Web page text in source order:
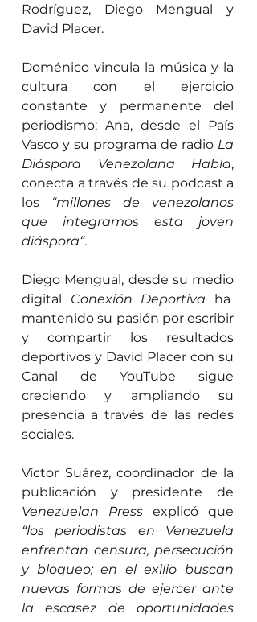
Rodríguez, Diego Mengual y
David Placer.
Doménico vincula la música y la
cultura con el ejercicio
constante y permanente del
periodismo; Ana, desde el País
Vasco y su programa de radio La
Diáspora Venezolana Habla,
conecta a través de su podcast a
los “millones de venezolanos
que integramos esta joven
diáspora“.
Diego Mengual, desde su medio
digital Conexión Deportiva ha
mantenido su pasión por escribir
y compartir los resultados
deportivos y David Placer con su
Canal de YouTube sigue
creciendo y ampliando su
presencia a través de las redes
sociales.
Víctor Suárez, coordinador de la
Venezuelan Press
“los periodistas en Venezuela
enfrentan censura, persecución
y bloqueo; en el exilio buscan
nuevas formas de ejercer ante
la escasez de oportunidades